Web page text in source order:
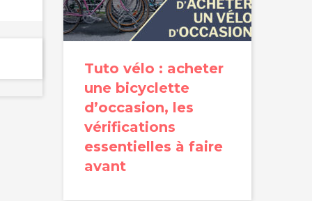
Tuto vélo : acheter
une bicyclette
d’occasion, les
vérifications
essentielles à faire
avant